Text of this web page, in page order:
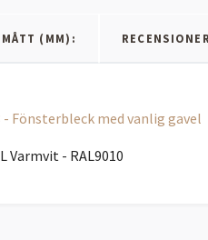
MÅTT (MM):
- Fönsterbleck med vanlig gavel
- RAL9010